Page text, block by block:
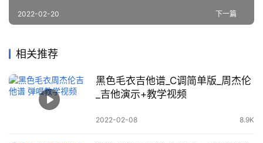
下一篇
2022-02-20
相关推荐
黑色毛衣吉他谱_C调简单版_周杰伦
_吉他演示+教学视频
2022-02-08 8.9K